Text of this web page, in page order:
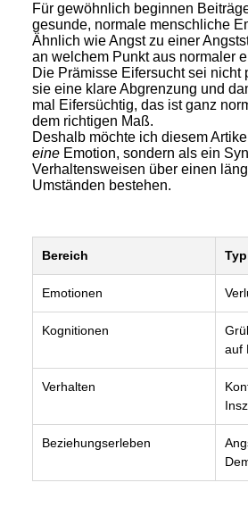
Für gewöhnlich beginnen
gesunde, normale menschliche
Ähnlich wie Angst zu einer
an welchem Punkt aus normaler
Die Prämisse Eifersucht sei
sie eine klare Abgrenzung und
mal Eifersüchtig, das ist ganz
dem richtigen Maß.
Deshalb möchte ich diesem
eine Emotion, sondern als ein
Verhaltensweisen über einen
Umständen bestehen.
Bereich
Emotionen
Kognitionen
auf
Verhalten
Beziehungserleben